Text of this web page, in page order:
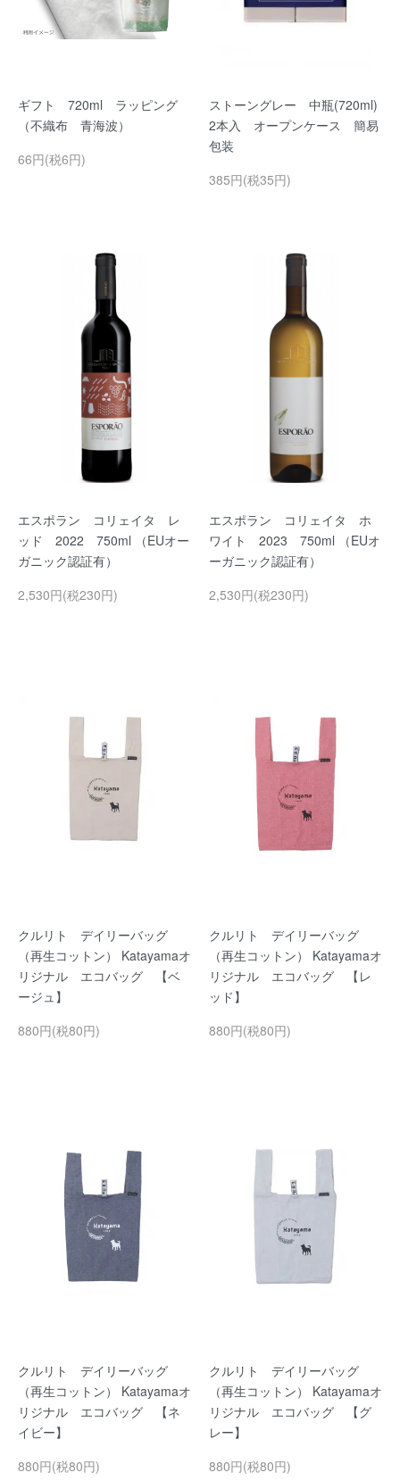
ギフト 720ml ラッピング
（不織布 青海波）
66円(税6円)
ストーングレー 中瓶(720ml)
2本入 オープンケース 簡易
包装
385円(税35円)
エスポラン コリェイタ レ
ッド 2022 750ml （EUオー
ガニック認証有）
2,530円(税230円)
エスポラン コリェイタ ホ
ワイト 2023 750ml （EUオ
ーガニック認証有）
2,530円(税230円)
クルリト デイリーバッグ
（再生コットン） Katayamaオ
リジナル エコバッグ 【ベ
ージュ】
880円(税80円)
クルリト デイリーバッグ
（再生コットン） Katayamaオ
リジナル エコバッグ 【レ
ッド】
880円(税80円)
クルリト デイリーバッグ
（再生コットン） Katayamaオ
リジナル エコバッグ 【ネ
イビー】
880円(税80円)
クルリト デイリーバッグ
（再生コットン） Katayamaオ
リジナル エコバッグ 【グ
レー】
880円(税80円)